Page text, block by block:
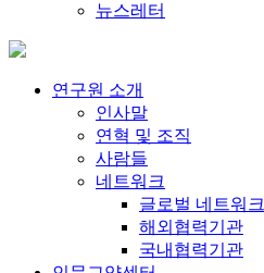
뉴스레터
연구원 소개
인사말
연혁 및 조직
사람들
네트워크
글로벌 네트워크
해외협력기관
국내협력기관